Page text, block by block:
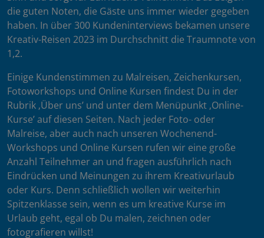
die guten Noten, die Gäste uns immer wieder gegeben
haben. In über 300 Kundeninterviews bekamen unsere
Kreativ-Reisen 2023 im Durchschnitt die Traumnote von
1,2.
Einige Kundenstimmen zu Malreisen, Zeichenkursen,
Fotoworkshops und Online Kursen findest Du in der
Rubrik ‚Über uns’ und unter dem Menüpunkt ‚Online-
Kurse’ auf diesen Seiten. Nach jeder Foto- oder
Malreise, aber auch nach unseren Wochenend-
Workshops und Online Kursen rufen wir eine große
Anzahl Teilnehmer an und fragen ausführlich nach
Eindrücken und Meinungen zu ihrem Kreativurlaub
oder Kurs. Denn schließlich wollen wir weiterhin
Spitzenklasse sein, wenn es um kreative Kurse im
Urlaub geht, egal ob Du malen, zeichnen oder
fotografieren willst!